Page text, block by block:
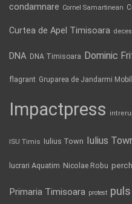
condamnare Cornel Samartinean
Curtea de Apel Timisoara deces
DNA DNA Timisoara Dominic
flagrant Gruparea de Jandarmi
Impactpress
ISU Timis Iulius Town Iulius
lucrari Aquatim Nicolae Robu
Primaria Timisoara protest